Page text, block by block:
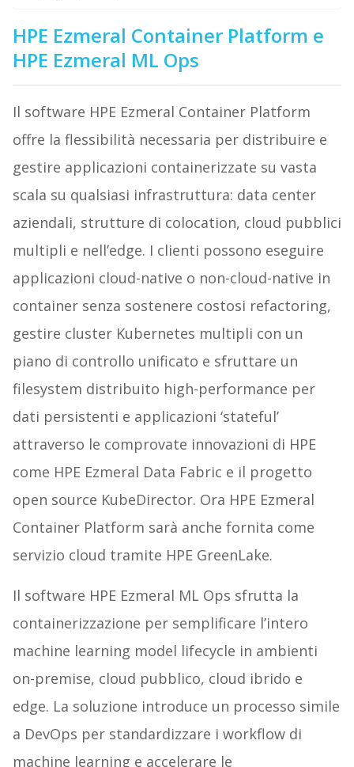
HPE Ezmeral Container Platform e
HPE Ezmeral ML Ops
Il software HPE Ezmeral Container Platform
offre la flessibilità necessaria per distribuire e
gestire applicazioni containerizzate su vasta
scala su qualsiasi infrastruttura: data center
aziendali, strutture di colocation, cloud pubblici
multipli e nell’edge. I clienti possono eseguire
applicazioni cloud-native o non-cloud-native in
container senza sostenere costosi refactoring,
gestire cluster Kubernetes multipli con un
piano di controllo unificato e sfruttare un
filesystem distribuito high-performance per
dati persistenti e applicazioni ‘stateful’
attraverso le comprovate innovazioni di HPE
come HPE Ezmeral Data Fabric e il progetto
open source KubeDirector. Ora HPE Ezmeral
Container Platform sarà anche fornita come
servizio cloud tramite HPE GreenLake.
Il software HPE Ezmeral ML Ops sfrutta la
containerizzazione per semplificare l’intero
machine learning model lifecycle in ambienti
on-premise, cloud pubblico, cloud ibrido e
edge. La soluzione introduce un processo simile
a DevOps per standardizzare i workflow di
machine learning e accelerare le